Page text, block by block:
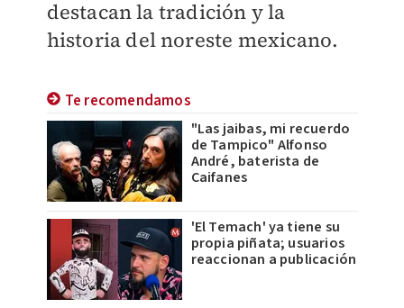
destacan la tradición y la
historia del noreste mexicano.
Te recomendamos
"Las jaibas, mi recuerdo
de Tampico" Alfonso
André, baterista de
Caifanes
'El Temach' ya tiene su
propia piñata; usuarios
reaccionan a publicación